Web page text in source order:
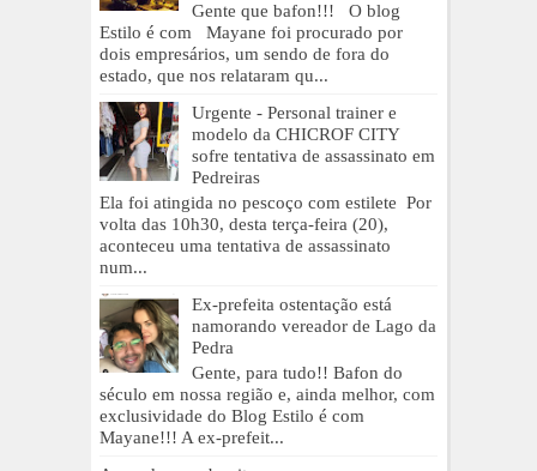
Gente que bafon!!! O blog
Estilo é com Mayane foi procurado por
dois empresários, um sendo de fora do
estado, que nos relataram qu...
Urgente - Personal trainer e
modelo da CHICROF CITY
sofre tentativa de assassinato em
Pedreiras
Ela foi atingida no pescoço com estilete Por
volta das 10h30, desta terça-feira (20),
aconteceu uma tentativa de assassinato
num...
Ex-prefeita ostentação está
namorando vereador de Lago da
Pedra
Gente, para tudo!! Bafon do
século em nossa região e, ainda melhor, com
exclusividade do Blog Estilo é com
Mayane!!! A ex-prefeit...